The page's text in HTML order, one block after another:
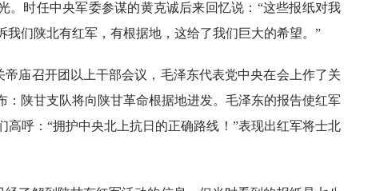
。时任中央军委参谋的黄克诚后来回忆说：“这些报纸对我
我们陕北有红军，有根据地，这给了我们巨大的希望。”
帝庙召开团以上干部会议，毛泽东代表党中央在会上作了关
：陕甘支队将向陕甘革命根据地进发。毛泽东的报告使红军
高呼：“拥护中央北上抗日的正确路线！”表现出红军将士北